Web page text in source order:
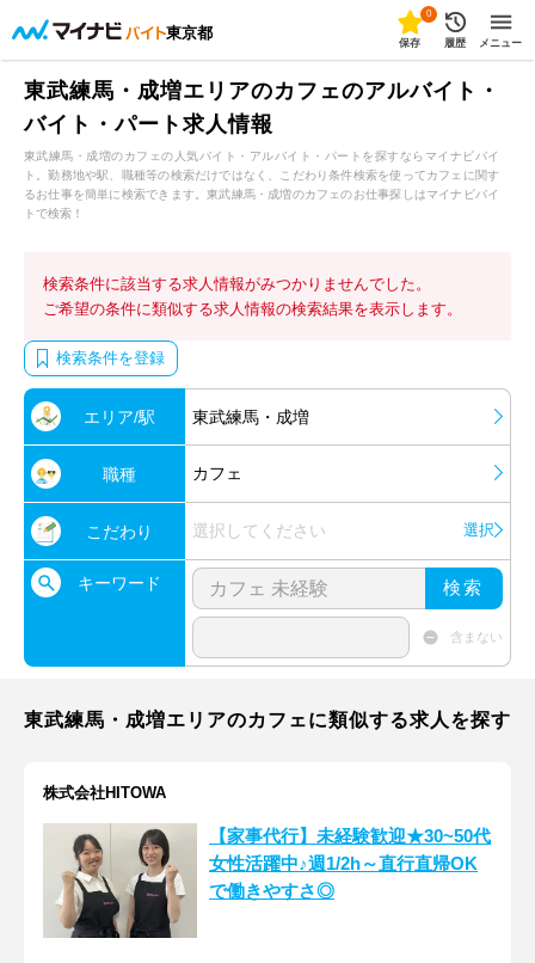
東京都
0
保存 履歴 メニュー
東武練馬・成増エリアのカフェのアルバイト・
バイト・パート求人情報
東武練馬・成増のカフェの人気バイト・アルバイト・パートを探すならマイナビバイ
ト。勤務地や駅、職種等の検索だけではなく、こだわり条件検索を使ってカフェに関す
るお仕事を簡単に検索できます。東武練馬・成増のカフェのお仕事探しはマイナビバイ
トで検索！
検索条件に該当する求人情報がみつかりませんでした。
ご希望の条件に類似する求人情報の検索結果を表示します。
検索条件を登録
エリア/駅 東武練馬・成増
職種 カフェ
こだわり 選択してください 選択
キーワード 検索
含まない
東武練馬・成増エリアのカフェに類似する求人を探す
株式会社HITOWA
【家事代行】未経験歓迎★30~50代
女性活躍中♪週1/2h～直行直帰OK
で働きやすさ◎